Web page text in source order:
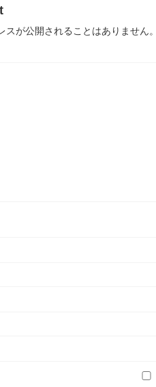
スが公開されることはありません。